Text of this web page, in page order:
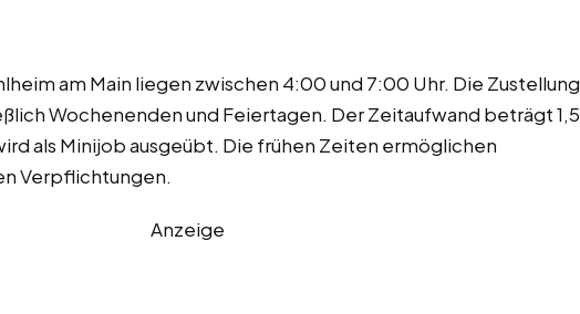
am Main liegen zwischen 4:00 und 7:00 Uhr. Die Zustellung
Wochenenden und Feiertagen. Der Zeitaufwand beträgt 1,5
als Minijob ausgeübt. Die frühen Zeiten ermöglichen
Verpflichtungen.
Anzeige